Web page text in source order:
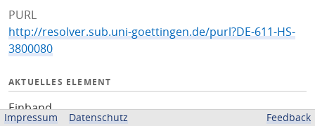
PURL
http://resolver.sub.uni-goettingen.de/purl?DE-611-HS-
3800080
AKTUELLES ELEMENT
Einband
Impressum Datenschutz Feedback